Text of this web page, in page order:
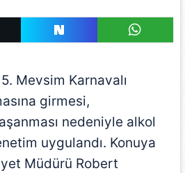
Mevsim Karnavalı
girmesi,
nedeniyle alkol
uygulandı. Konuya
Müdürü Robert